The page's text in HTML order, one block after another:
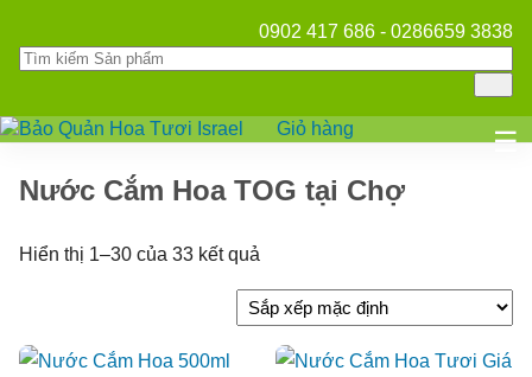
0902 417 686 - 0286659 3838
☰
Giỏ hàng
Nước Cắm Hoa TOG tại Chợ
Hiển thị 1–30 của 33 kết quả